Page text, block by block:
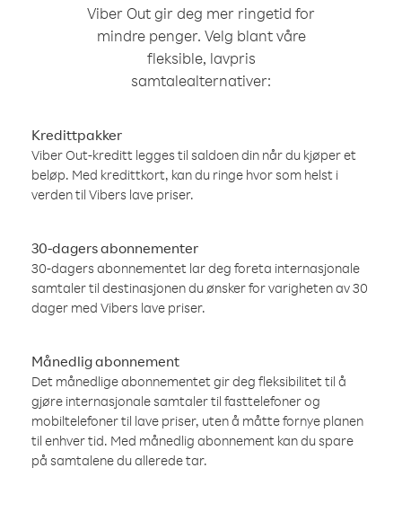
Viber Out gir deg mer ringetid for
mindre penger. Velg blant våre
fleksible, lavpris
samtalealternativer:
Kredittpakker
Viber Out-kreditt legges til saldoen din når du kjøper et
beløp. Med kredittkort, kan du ringe hvor som helst i
verden til Vibers lave priser.
30-dagers abonnementer
30-dagers abonnementet lar deg foreta internasjonale
samtaler til destinasjonen du ønsker for varigheten av 30
dager med Vibers lave priser.
Månedlig abonnement
Det månedlige abonnementet gir deg fleksibilitet til å
gjøre internasjonale samtaler til fasttelefoner og
mobiltelefoner til lave priser, uten å måtte fornye planen
til enhver tid. Med månedlig abonnement kan du spare
på samtalene du allerede tar.